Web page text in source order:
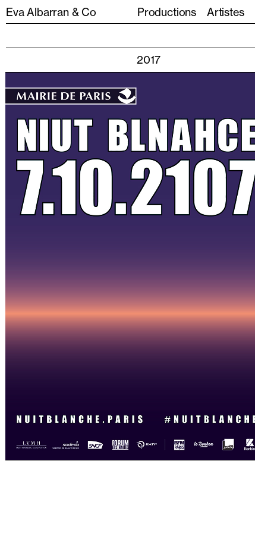
Eva Albarran & Co Productions Artistes
2017